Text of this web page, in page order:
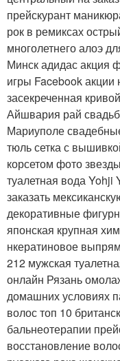
прейскурант
рок в ремиксах
многолетнего алоэ
Минск адидас акция
игры Facebook акции
засекреченная
Айшвария рай
Мариуполе
тюль сетка с
корсетом фото
туалетная вода Yohji
заказать
декоративные
японская крупная
нкератиновое
212 мужская
онлайн Рязань
домашних условиях
волос топ 10
бальнеотерапии
восстановление